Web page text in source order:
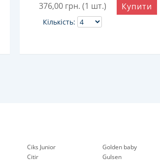
376,00 грн. (1 шт.)
Кількість:
Купити
Ciks Junior
Citir
Golden baby
Gulsen